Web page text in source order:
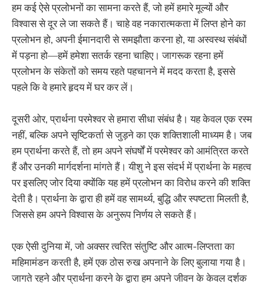
हम कई ऐसे प्रलोभनों का सामना करते हैं, जो हमें हमारे मूल्यों और
विश्वास से दूर ले जा सकते हैं। चाहे वह नकारात्मकता में लिप्त होने का
प्रलोभन हो, अपनी ईमानदारी से समझौता करना हो, या अस्वस्थ संबंधों
में पड़ना हो—हमें हमेशा सतर्क रहना चाहिए। जागरूक रहना हमें
प्रलोभन के संकेतों को समय रहते पहचानने में मदद करता है, इससे
पहले कि वे हमारे हृदय में घर कर लें।
दूसरी ओर, प्रार्थना परमेश्वर से हमारा सीधा संबंध है। यह केवल एक रस्म
नहीं, बल्कि अपने सृष्टिकर्ता से जुड़ने का एक शक्तिशाली माध्यम है। जब
हम प्रार्थना करते हैं, तो हम अपने संघर्षों में परमेश्वर को आमंत्रित करते
हैं और उनकी मार्गदर्शना मांगते हैं। यीशु ने इस संदर्भ में प्रार्थना के महत्व
पर इसलिए जोर दिया क्योंकि यह हमें प्रलोभन का विरोध करने की शक्ति
देती है। प्रार्थना के द्वारा ही हमें वह सामर्थ्य, बुद्धि और स्पष्टता मिलती है,
जिससे हम अपने विश्वास के अनुरूप निर्णय ले सकते हैं।
एक ऐसी दुनिया में, जो अक्सर त्वरित संतुष्टि और आत्म-लिप्तता का
महिमामंडन करती है, हमें एक ठोस रुख अपनाने के लिए बुलाया गया है।
जागते रहने और प्रार्थना करने के द्वारा हम अपने जीवन के केवल दर्शक